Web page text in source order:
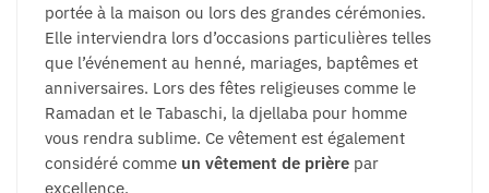
portée à la maison ou lors des grandes cérémonies.
Elle interviendra lors d’occasions particulières telles
que l’événement au henné, mariages, baptêmes et
anniversaires. Lors des fêtes religieuses comme le
Ramadan et le Tabaschi, la djellaba pour homme
vous rendra sublime. Ce vêtement est également
considéré comme un vêtement de prière par
excellence.